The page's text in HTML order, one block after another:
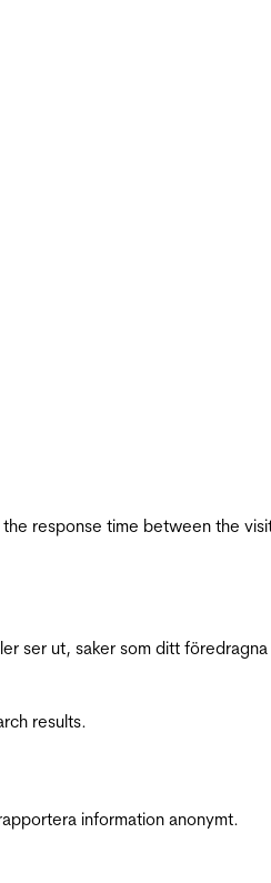
response time between the
ser ut, saker som ditt
results.
information anonymt.